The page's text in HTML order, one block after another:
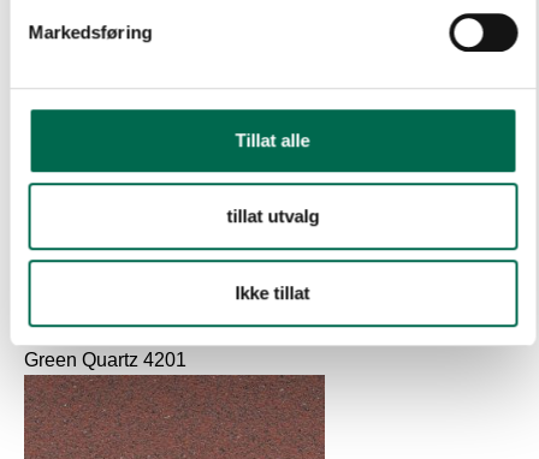
Markedsføring
Tillat alle
tillat utvalg
Ikke tillat
Green Quartz 4201